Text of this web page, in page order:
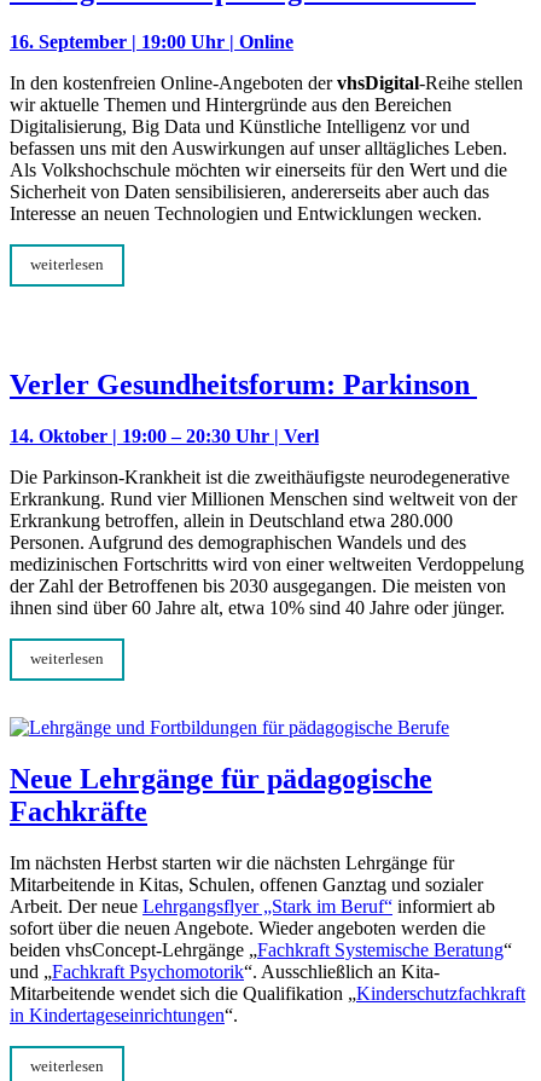
16. September | 19:00 Uhr | Online
In den kostenfreien Online-Angeboten dervhsDigital-Reihe stellen
wir aktuelle Themen und Hintergründe aus den Bereichen
Digitalisierung, Big Data und Künstliche Intelligenz vor und
befassen uns mit den Auswirkungen auf unser alltägliches Leben.
Als Volkshochschule möchten wir einerseits für den Wert und die
Sicherheit von Daten sensibilisieren, andererseits aber auch das
Interesse an neuen Technologien und Entwicklungen wecken.
weiterlesen
Verler Gesundheitsforum: Parkinson
14. Oktober | 19:00 – 20:30 Uhr | Verl
Die Parkinson-Krankheit ist die zweithäufigste neurodegenerative
Erkrankung. Rund vier Millionen Menschen sind weltweit von der
Erkrankung betroffen, allein in Deutschland etwa 280.000
Personen. Aufgrund des demographischen Wandels und des
medizinischen Fortschritts wird von einer weltweiten Verdoppelung
der Zahl der Betroffenen bis 2030 ausgegangen. Die meisten von
ihnen sind über 60 Jahre alt, etwa 10% sind 40 Jahre oder jünger.
weiterlesen
Neue Lehrgänge für pädagogische
Fachkräfte
Im nächsten Herbst starten wir die nächsten Lehrgänge für
Mitarbeitende in Kitas, Schulen, offenen Ganztag und sozialer
Arbeit. Der neue Lehrgangsflyer „Stark im Beruf“ informiert ab
sofort über die neuen Angebote. Wieder angeboten werden die
beiden vhsConcept-Lehrgänge „Fachkraft Systemische Beratung“
und „Fachkraft Psychomotorik“. Ausschließlich an Kita-
Mitarbeitende wendet sich die Qualifikation „Kinderschutzfachkraft
in Kindertageseinrichtungen“.
weiterlesen